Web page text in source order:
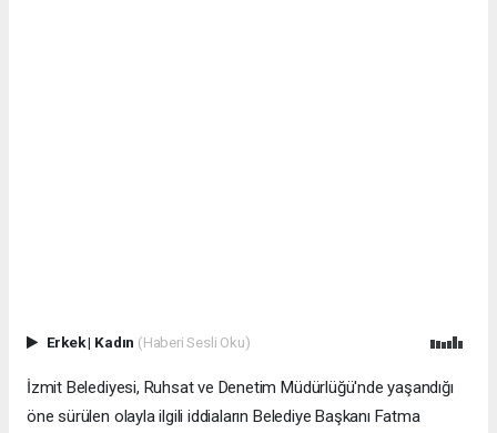
Erkek| Kadın (Haberi Sesli Oku)
İzmit Belediyesi, Ruhsat ve Denetim Müdürlüğü'nde yaşandığı
öne sürülen olayla ilgili iddiaların Belediye Başkanı Fatma